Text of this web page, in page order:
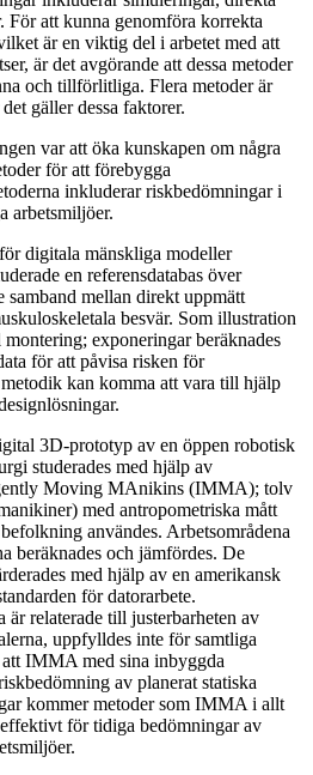
För att kunna genomföra korrekta
är en viktig del i arbetet med att
är det avgörande att dessa metoder
och tillförlitliga. Flera metoder är
gäller dessa faktorer.
var att öka kunskapen om några
för att förebygga
inkluderar riskbedömningar i
arbetsmiljöer.
digitala mänskliga modeller
en referensdatabas över
mellan direkt uppmätt
besvär. Som illustration
exponeringar beräknades
för att påvisa risken för
kan komma att vara till hjälp
3D-prototyp av en öppen robotisk
studerades med hjälp av
Moving MAnikins (IMMA); tolv
med antropometriska mått
användes. Arbetsområdena
beräknades och jämfördes. De
med hjälp av en amerikansk
för datorarbete.
relaterade till justerbarheten av
uppfylldes inte för samtliga
IMMA med sina inbyggda
av planerat statiska
kommer metoder som IMMA i allt
för tidiga bedömningar av